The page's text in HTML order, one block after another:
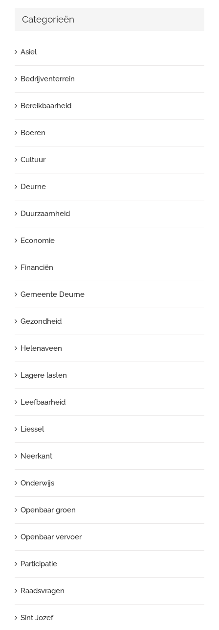
Categorieën
Asiel
Bedrijventerrein
Bereikbaarheid
Boeren
Cultuur
Deurne
Duurzaamheid
Economie
Financiën
Gemeente Deurne
Gezondheid
Helenaveen
Lagere lasten
Leefbaarheid
Liessel
Neerkant
Onderwijs
Openbaar groen
Openbaar vervoer
Participatie
Raadsvragen
Sint Jozef